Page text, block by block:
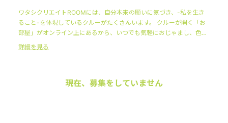
ワタシクリエイトROOMには、自分本来の願いに気づき、-私を生き
ること-を体現しているクルーがたくさんいます。 クルーが開く「お
部屋」がオンライン上にあるから、いつでも気軽におじゃまし、色ん
な人の-ワタシを生きる-ノウハウにふれることができます。 そんな日
常を過ごしていると、あなたも主体的にワタシを楽しみ、みんなとと
詳細を見る
現在、募集をしていません